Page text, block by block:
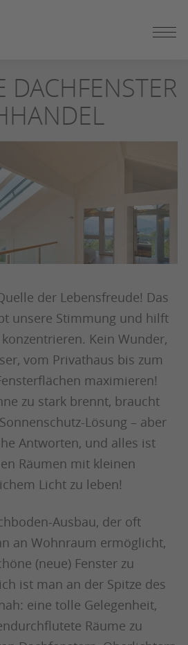
DACHFENSTER
der Lebensfreude! Das
unsere Stimmung und hilft
Kein Wunder,
vom Privathaus bis zum
maximieren!
zu stark brennt, braucht
Lösung – aber
Antworten, und alles ist
Räumen mit kleinen
Licht zu leben!
Ausbau, der oft
an Wohnraum ermöglicht,
(neue) Fenster zu
ist man an der Spitze des
eine tolle Gelegenheit,
Räume zu